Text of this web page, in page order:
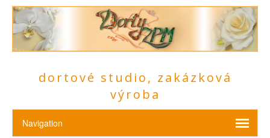
dortové studio, zakázková
výroba